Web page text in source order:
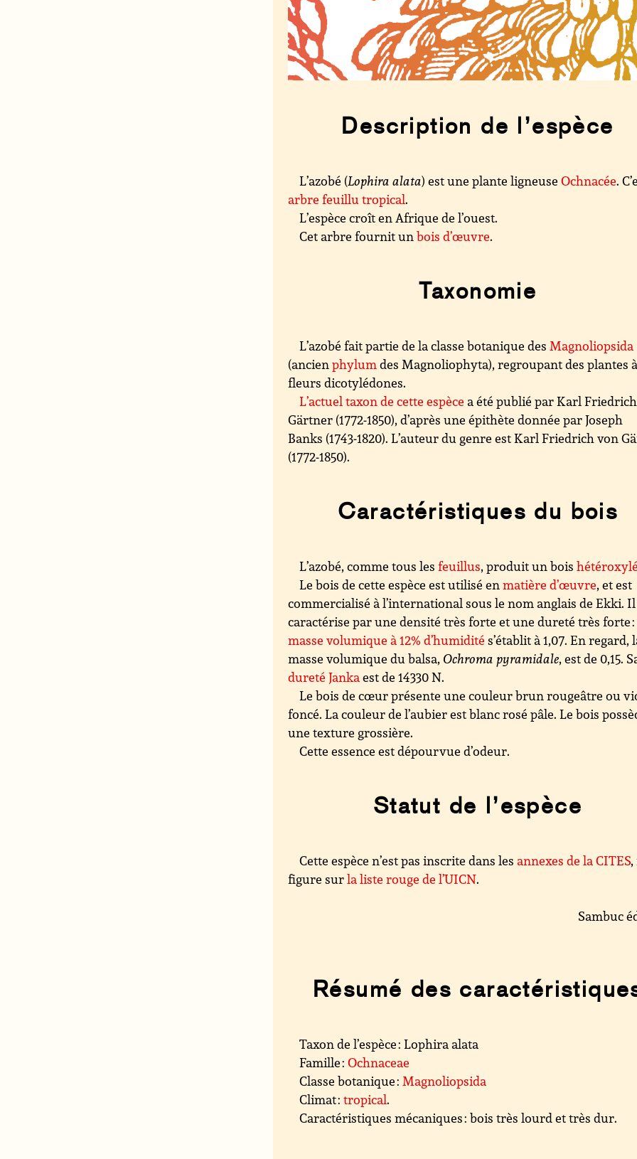
Description de l’espèce
L’azobé (Lophira alata) est une plante ligneuseOchnacée.
arbre feuillu tropical.
L’espèce croît en Afrique de l’ouest.
Cet arbre fournit unbois d’œuvre.
Taxonomie
L’azobé fait partie de la classe botanique des Magnoliopsida
(ancienphylum des Magnoliophyta), regroupant des plantes à
fleurs dicotylédones.
L’actuel taxon de cette espèce a été publié par Karl
Gärtner (1772-1850), d’après une épithète donnée par Joseph
Banks (1743-1820). L’auteur du genre est Karl Friedrich von
(1772-1850).
Caractéristiques du bois
L’azobé, comme tous lesfeuillus, produit un bois
Le bois de cette espèce est utilisé enmatière d’œuvre, et est
commercialisé à l’international sous le nom anglais de Ekki. Il
caractérise par une densité très forte et une dureté très forte :
masse volumique à 12% d’humidité s’établit à 1,07. En regard,
masse volumique du balsa, Ochroma pyramidale, est de 0,15.
dureté Jankaest de 14330 N.
Le bois de cœur présente une couleur brun rougeâtre ou
foncé. La couleur de l’aubier est blanc rosé pâle. Le bois
une texture grossière.
Cette essence est dépourvue d’odeur.
Statut de l’espèce
Cette espèce n’est pas inscrite dans lesannexes de la CITES,
figure surla liste rouge de l’UICN.
Sambuc
Résumé des
Taxon de l’espèce : Lophira alata
Famille :Ochnaceae
Classe botanique : Magnoliopsida
Climat :tropical.
Caractéristiques mécaniques : bois très lourd et très dur.